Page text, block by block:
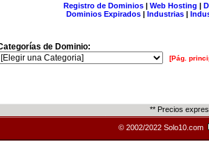
Registro de Dominios| Web Hosting |
Dominios Expirados | Industrias |
de Dominio:
[Pág.
** Precios
© 2002/2022 Solo10.com